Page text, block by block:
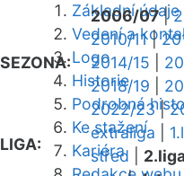
Základní údaje
Vedení a
Logo
Historie
Podrobná
Ke stažení
Kariéra
SEZONA:
2006/07|
2010/11|
2014/15
2018/19
2022/23|
LIGA:
extraliga
střed